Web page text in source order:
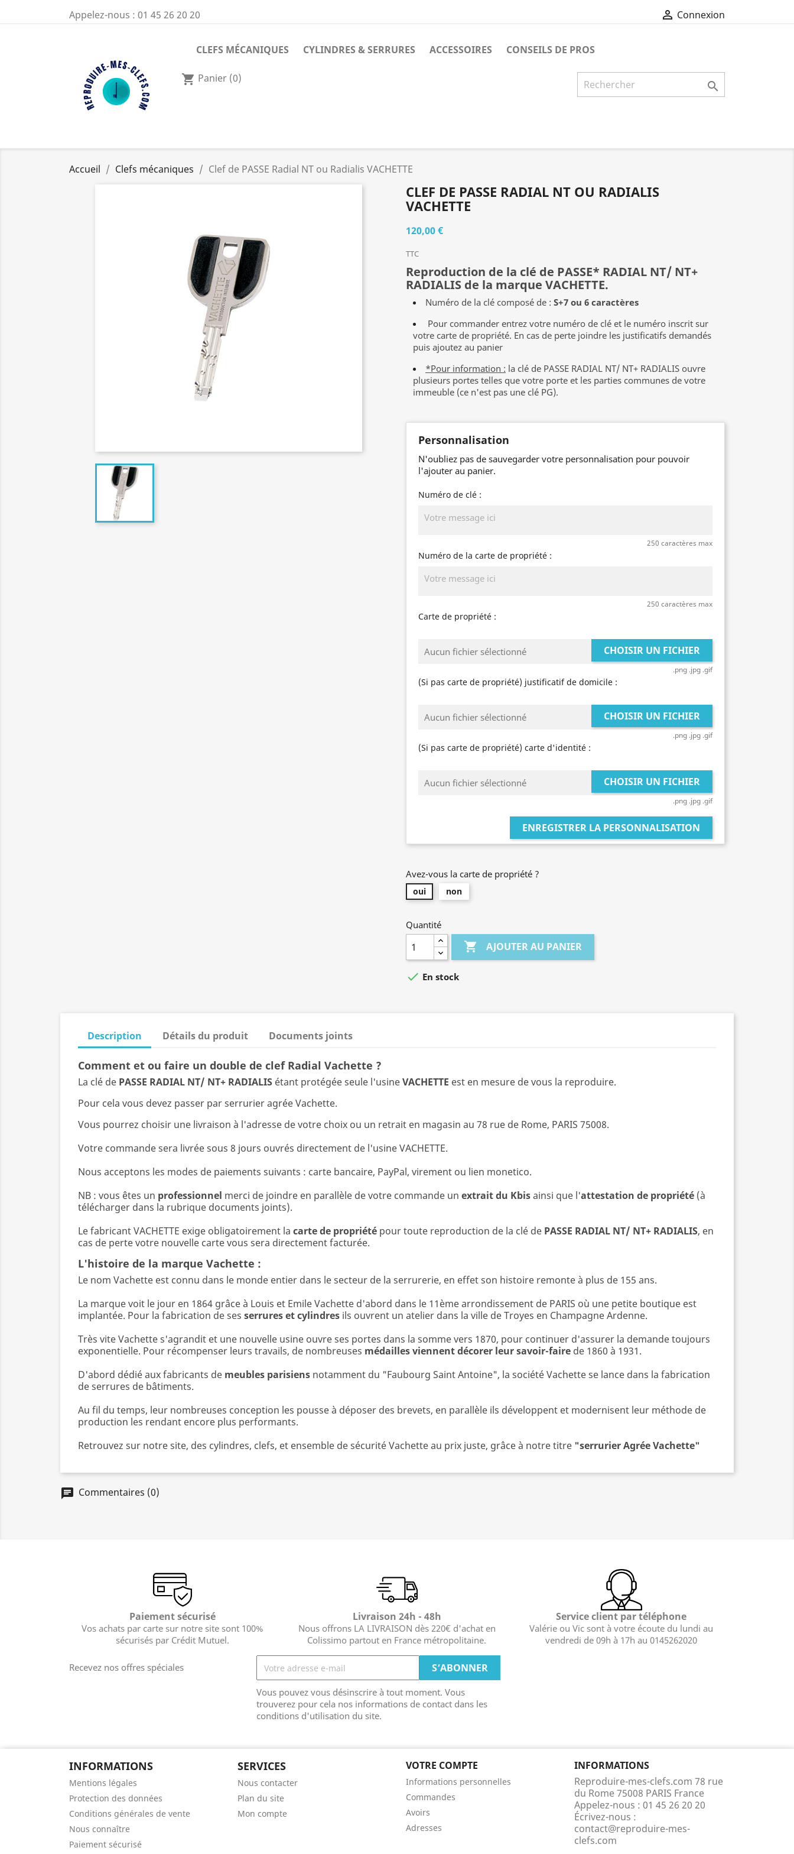
Appelez-nous : 01 45 26 20 20  Connexion
CLEFS MÉCANIQUES CYLINDRES & SERRURES ACCESSOIRES CONSEILS DE PROS

shopping_cart Panier (0)
Accueil Clefs mécaniques Clef de PASSE Radial NT ou Radialis VACHETTE
CLEF DE PASSE RADIAL NT OU RADIALIS
VACHETTE
120,00 €
TTC
Reproduction de la clé de PASSE* RADIAL NT/ NT+
RADIALIS de la marque VACHETTE.
Numéro de la clé composé de : S+7 ou 6 caractères
Pour commander entrez votre numéro de clé et le numéro inscrit sur
votre carte de propriété. En cas de perte joindre les justificatifs demandés
puis ajoutez au panier
*Pour information : la clé de PASSE RADIAL NT/ NT+ RADIALIS ouvre
plusieurs portes telles que votre porte et les parties communes de votre
immeuble (ce n'est pas une clé PG).
Personnalisation
N'oubliez pas de sauvegarder votre personnalisation pour pouvoir
l'ajouter au panier.
Numéro de clé :
250 caractères max
Numéro de la carte de propriété :
250 caractères max
Carte de propriété :
Aucun fichier sélectionné CHOISIR UN FICHIER
.png .jpg .gif
(Si pas carte de propriété) justificatif de domicile :
Aucun fichier sélectionné CHOISIR UN FICHIER
.png .jpg .gif
(Si pas carte de propriété) carte d'identité :
Aucun fichier sélectionné CHOISIR UN FICHIER
.png .jpg .gif
ENREGISTRER LA PERSONNALISATION
Avez-vous la carte de propriété ?
oui non
Quantité
 AJOUTER AU PANIER
 En stock
Description Détails du produit Documents joints
Comment et ou faire un double de clef Radial Vachette ?
La clé de PASSE RADIAL NT/ NT+ RADIALIS étant protégée seule l'usineVACHETTE est en mesure de vous la reproduire.
Pour cela vous devez passer par serrurier agrée Vachette.
Vous pourrez choisir une livraison à l'adresse de votre choix ou un retrait en magasin au 78 rue de Rome, PARIS 75008.
Votre commande sera livrée sous 8 jours ouvrés directement de l'usine VACHETTE.
Nous acceptons les modes de paiements suivants : carte bancaire, PayPal, virement ou lien monetico.
NB : vous êtes un professionnel merci de joindre en parallèle de votre commande un extrait du Kbisainsi que l'attestation de propriété (à
télécharger dans la rubrique documents joints).
Le fabricant VACHETTE exige obligatoirement la carte de propriété pour toute reproduction de la clé de PASSE RADIAL NT/ NT+ RADIALIS, en
cas de perte votre nouvelle carte vous sera directement facturée.
L'histoire de la marque Vachette :
Le nom Vachette est connu dans le monde entier dans le secteur de la serrurerie, en effet son histoire remonte à plus de 155 ans.
La marque voit le jour en 1864 grâce à Louis et Emile Vachette d'abord dans le 11ème arrondissement de PARIS où une petite boutique est
implantée. Pour la fabrication de ses serrures et cylindres ils ouvrent un atelier dans la ville de Troyes en Champagne Ardenne.
Très vite Vachette s'agrandit et une nouvelle usine ouvre ses portes dans la somme vers 1870, pour continuer d'assurer la demande toujours
exponentielle. Pour récompenser leurs travails, de nombreuses médailles viennent décorer leur savoir-faire de 1860 à 1931.
D'abord dédié aux fabricants de meubles parisiens notamment du "Faubourg Saint Antoine", la société Vachette se lance dans la fabrication
de serrures de bâtiments.
Au fil du temps, leur nombreuses conception les pousse à déposer des brevets, en parallèle ils développent et modernisent leur méthode de
production les rendant encore plus performants.
Retrouvez sur notre site, des cylindres, clefs, et ensemble de sécurité Vachette au prix juste, grâce à notre titre "serrurier Agrée Vachette"
chat Commentaires (0)
Paiement sécurisé
Vos achats par carte sur notre site sont 100%
sécurisés par Crédit Mutuel.
Livraison 24h - 48h
Nous offrons LA LIVRAISON dès 220€ d'achat en
Colissimo partout en France métropolitaine.
Service client par téléphone
Valérie ou Vic sont à votre écoute du lundi au
vendredi de 09h à 17h au 0145262020
Recevez nos offres spéciales
Vous pouvez vous désinscrire à tout moment. Vous
trouverez pour cela nos informations de contact dans les
conditions d'utilisation du site.
INFORMATIONS
Mentions légales
Protection des données
Conditions générales de vente
Nous connaître
Paiement sécurisé
SERVICES
Nous contacter
Plan du site
Mon compte
VOTRE COMPTE
Informations personnelles
Commandes
Avoirs
Adresses
INFORMATIONS
Reproduire-mes-clefs.com 78 rue
du Rome 75008 PARIS France
Appelez-nous : 01 45 26 20 20
Écrivez-nous :
contact@reproduire-mes-
clefs.com